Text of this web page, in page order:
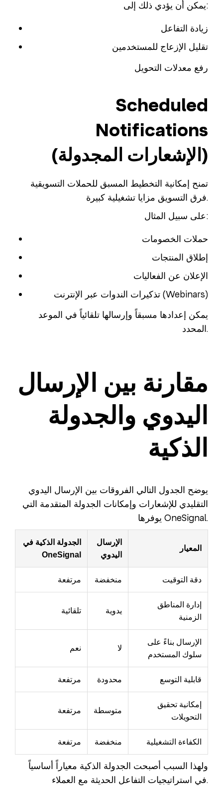
يمكن أن يؤدي ذلك إلى:
زيادة التفاعل
تقليل الإزعاج للمستخدمين
رفع معدلات التحويل
Scheduled
Notifications
(الإشعارات المجدولة)
تمنح إمكانية التخطيط المسبق للحملات التسويقية
فرق التسويق مزايا تشغيلية كبيرة.
على سبيل المثال:
حملات الخصومات
إطلاق المنتجات
الإعلان عن الفعاليات
تذكيرات الندوات عبر الإنترنت (Webinars)
يمكن إعدادها مسبقاً وإرسالها تلقائياً في الموعد
المحدد.
مقارنة بين الإرسال
اليدوي والجدولة
الذكية
يوضح الجدول التالي الفروقات بين الإرسال اليدوي
التقليدي للإشعارات وإمكانات الجدولة المتقدمة التي
يوفرها OneSignal.
المعيار
الإرسال
اليدوي
الجدولة الذكية في
OneSignal
دقة التوقيت منخفضة مرتفعة
إدارة المناطق
الزمنية
يدوية تلقائية
الإرسال بناءً على
سلوك المستخدم
لا نعم
قابلية التوسع محدودة مرتفعة
إمكانية تحقيق
التحويلات
متوسطة مرتفعة
الكفاءة التشغيلية منخفضة مرتفعة
ولهذا السبب أصبحت الجدولة الذكية معياراً أساسياً
في استراتيجيات التفاعل الحديثة مع العملاء.